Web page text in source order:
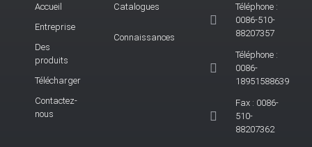
Accueil
Entreprise
Des
produits
Télécharger
Contactez-
nous
Catalogues
Connaissances
Téléphone :
0086-510-
88207357
Téléphone :
0086-
18951588639
Fax : 0086-
510-
88207362